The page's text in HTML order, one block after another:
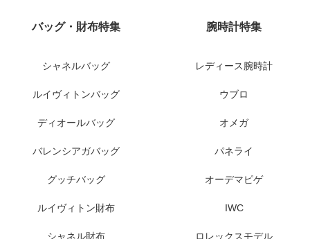
バッグ・財布特集
シャネルバッグ
ルイヴィトンバッグ
ディオールバッグ
バレンシアガバッグ
グッチバッグ
ルイヴィトン財布
シャネル財布
腕時計特集
レディース腕時計
ウブロ
オメガ
パネライ
オーデマピゲ
IWC
ロレックスモデル